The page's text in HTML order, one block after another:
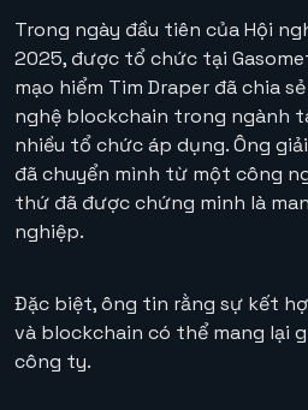
Trong ngày đầu tiên của Hội
2025, được tổ chức tại
mạo hiểm Tim Draper đã chia
nghệ blockchain trong ngành
nhiều tổ chức áp dụng. Ông
đã chuyển mình từ một công
thứ đã được chứng minh là
nghiệp.
Đặc biệt, ông tin rằng sự kết
và blockchain có thể mang lại
công ty.